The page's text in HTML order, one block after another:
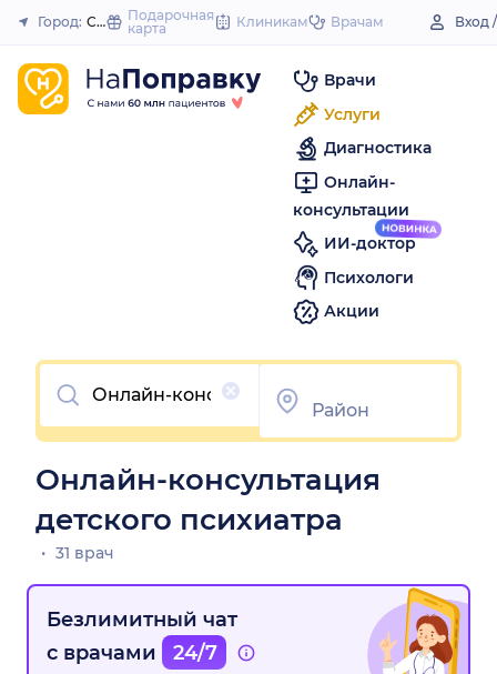
to
Закрыть
Город: Сатка Подарочная
карта
Клиникам Врачам Вход
Врачи
Услуги
Диагностика
Онлайн-
консультации
ИИ-доктор
Психологи
Акции
Очистить
Онлайн-консультация
детского психиатра
31 врач
Безлимитный чат
с врачами
24/7